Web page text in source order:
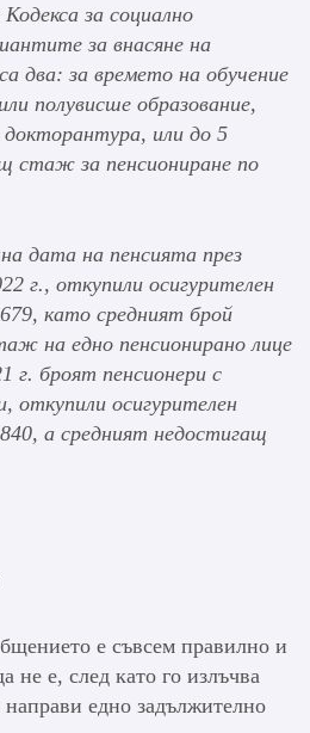
за социално
за внасяне на
два: за времето на обучение
полувисше образование,
или до 5
стаж за пенсиониране по
дата на пенсията през
г., откупили осигурителен
като средният брой
на едно пенсионирано лице
г. броят пенсионери с
откупили осигурителен
а средният недостигащ
е съвсем правилно и
не е, след като го излъчва
едно задължително